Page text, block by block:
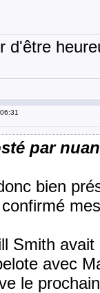
d'être
par
bien
Smith
avec
le